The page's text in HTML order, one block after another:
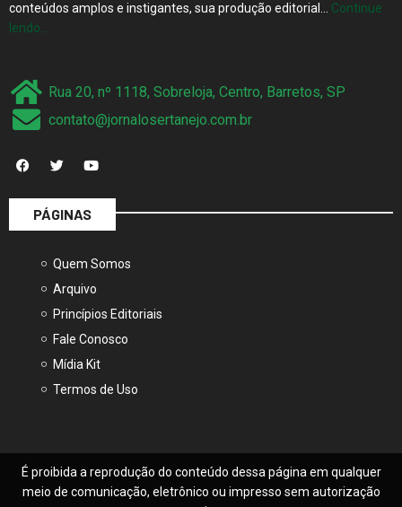
conteúdos amplos e instigantes, sua produção editorial… Continue
lendo…
Rua 20, nº 1118, Sobreloja, Centro, Barretos, SP
contato@jornalosertanejo.com.br
PÁGINAS
Quem Somos
Arquivo
Princípios Editoriais
Fale Conosco
Mídia Kit
Termos de Uso
É proibida a reprodução do conteúdo dessa página em qualquer
meio de comunicação, eletrônico ou impresso sem autorização